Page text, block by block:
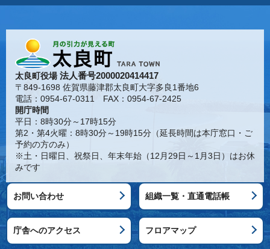
太良町役場法人番号2000020414417
〒849-1698 佐賀県藤津郡太良町大字多良1番地6
電話：0954-67-0311 FAX：0954-67-2425
開庁時間
平日：8時30分～17時15分
第2・第4火曜：8時30分～19時15分（延長時間は本庁窓口・ご
予約の方のみ）
※土・日曜日、祝祭日、年末年始（12月29日～1月3日）はお休
みです
お問い合わせ 組織一覧・直通電話帳
庁舎へのアクセス フロアマップ